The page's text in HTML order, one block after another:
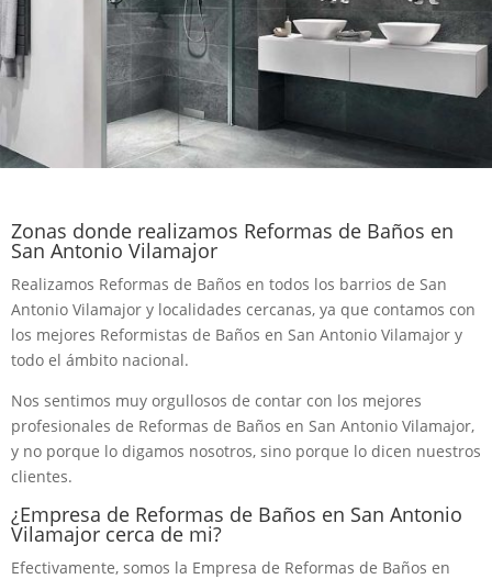
Zonas donde realizamos Reformas de Baños en
San Antonio Vilamajor
Realizamos Reformas de Baños en todos los barrios de San
Antonio Vilamajor y localidades cercanas, ya que contamos con
los mejores Reformistas de Baños en San Antonio Vilamajor y
todo el ámbito nacional.
Nos sentimos muy orgullosos de contar con los mejores
profesionales de Reformas de Baños en San Antonio Vilamajor,
y no porque lo digamos nosotros, sino porque lo dicen nuestros
clientes.
¿Empresa de Reformas de Baños en San Antonio
Vilamajor cerca de mi?
Efectivamente, somos la Empresa de Reformas de Baños en